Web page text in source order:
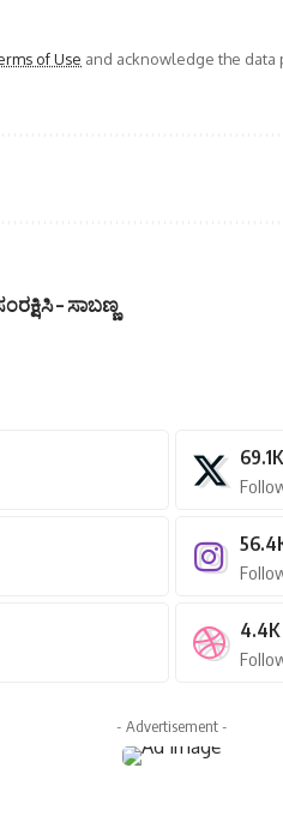
of Use and acknowledge the data
– ಸಾಬಣ್ಣ
69.1K
4.4K
- Advertisement -